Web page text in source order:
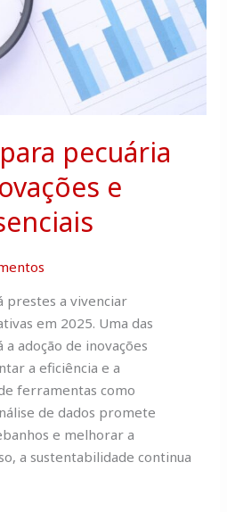
pecuária
e
prestes a vivenciar
em 2025. Uma das
adoção de inovações
a eficiência e a
ferramentas como
de dados promete
e melhorar a
a sustentabilidade continua